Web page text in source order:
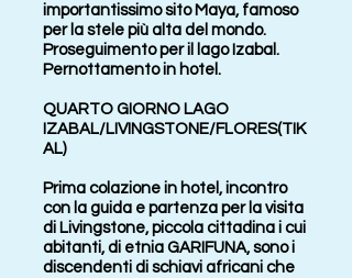
importantissimo sito Maya, famoso
per la stele più alta del mondo.
Proseguimento per il lago Izabal.
Pernottamento in hotel.
QUARTO GIORNO LAGO
IZABAL/LIVINGSTONE/FLORES(TIK
AL)
Prima colazione in hotel, incontro
con la guida e partenza per la visita
di Livingstone, piccola cittadina i cui
abitanti, di etnia GARIFUNA, sono i
discendenti di schiavi africani che